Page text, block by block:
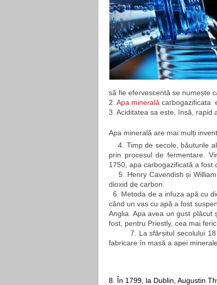
să fie efervescentă se numește
2. Apa minerală carbogazificata
3. Aciditatea sa este, însă, rapid
Apa minerală are mai mulți
4. Timp de secole, băuturile
prin procesul de fermentare.
1750, apa carbogazificată a fost
5. Henry Cavendish și
dioxid de carbon.
6. Metoda de a infuza apă cu
când un vas cu apă a fost
Anglia. Apa avea un gust plăcut
fost, pentru Priestly, cea mai
7. La sfârșitul secolului
fabricare în masă a apei
8. În 1799, la Dublin, Augustin